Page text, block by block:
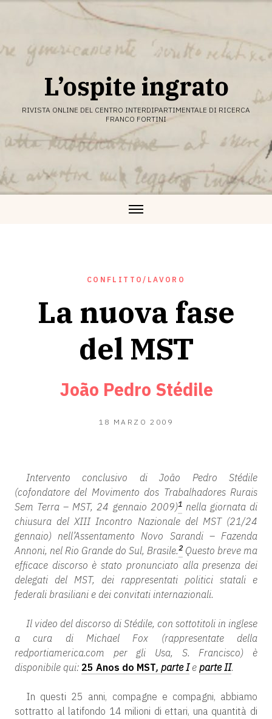
L’ospite ingrato
RIVISTA ONLINE DEL CENTRO INTERDIPARTIMENTALE DI RICERCA
FRANCO FORTINI
CONFLITTO/LAVORO
La nuova fase
del MST
João Pedro Stédile
18 MARZO 2009
Intervento conclusivo di João Pedro Stédile
(cofondatore del Movimento dos Trabalhadores Rurais
Sem Terra – MST, 24 gennaio 2009)1nella giornata di
chiusura del XIII Incontro Nazionale del MST (21/24
gennaio) nell’AssentamentoNovo Sarandi – Fazenda
Annoni, nel Rio Grande do Sul, Brasile.2 Questo breve ma
efficace discorso è stato pronunciato alla presenza dei
delegati del MST, dei rappresentati politici statali e
federali brasiliani e dei convitati internazionali.
Il video del discorso di Stédile, con sottotitoli in inglese
a cura di Michael Fox (rappresentate della
redportiamerica.com per gli Usa, S. Francisco) è
disponibile qui: 25 Anos do MST, parte Ie parte II.
In questi 25 anni, compagne e compagni, abbiamo
sottratto al latifondo 14 milioni di ettari, una quantità di